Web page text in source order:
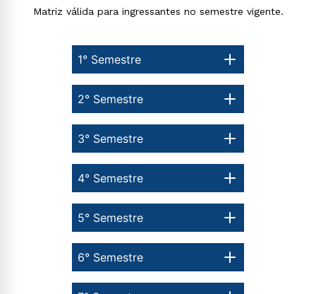
Matriz válida para ingressantes no semestre vigente.
1° Semestre
6° Semestre
5° Semestre
4° Semestre
3° Semestre
2° Semestre